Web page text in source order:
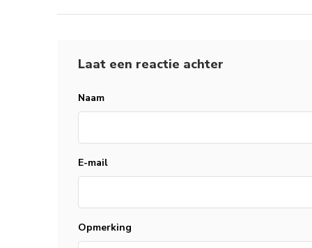
Laat een reactie achter
Naam
E-mail
Opmerking